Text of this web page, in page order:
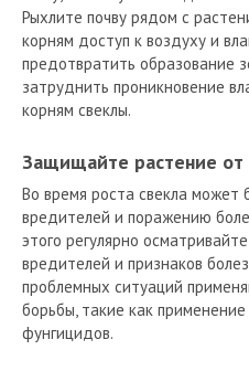
Рыхлите почву рядом с
корням доступ к воздуху и
предотвратить образование
затруднить проникновение
корням свеклы.
Защищайте растение
Во время роста свекла
вредителей и поражению
этого регулярно
вредителей и признаков
проблемных ситуаций
борьбы, такие как
фунгицидов.